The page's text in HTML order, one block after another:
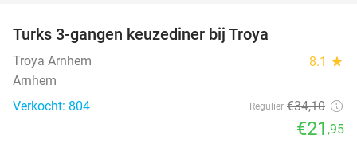
Turks 3-gangen keuzediner bij Troya
Troya Arnhem 8.1 star
Arnhem
Verkocht: 804
Regulier €34,10
€21 ,95